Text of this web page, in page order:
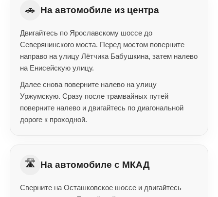
🚗 На автомобиле из центра
Двигайтесь по Ярославскому шоссе до
Северянинского моста. Перед мостом поверните
направо на улицу Лётчика Бабушкина, затем налево
на Енисейскую улицу.
Далее снова поверните налево на улицу
Уржумскую. Сразу после трамвайных путей
поверните налево и двигайтесь по диагональной
дороге к проходной.
🛣️ На автомобиле с МКАД
Сверните на Осташковское шоссе и двигайтесь